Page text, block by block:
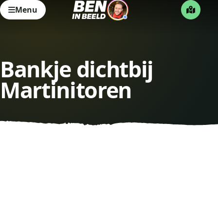
Menu
Bankje dichtbij
Martinitoren